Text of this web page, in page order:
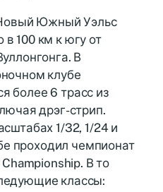
Южный Уэльс
100 км к югу от
В
клубе
более 6 трасс из
дрэг-стрип.
1/32, 1/24 и
проходил чемпионат
В то
классы: